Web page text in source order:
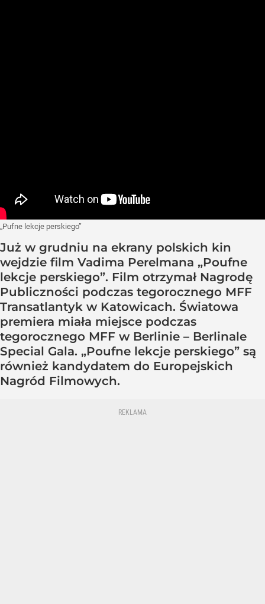
„Pufne lekcje perskiego”
Już w grudniu na ekrany polskich kin
wejdzie film Vadima Perelmana „Poufne
lekcje perskiego”. Film otrzymał Nagrodę
Publiczności podczas tegorocznego MFF
Transatlantyk w Katowicach. Światowa
premiera miała miejsce podczas
tegorocznego MFF w Berlinie – Berlinale
Special Gala. „Poufne lekcje perskiego” są
również kandydatem do Europejskich
Nagród Filmowych.